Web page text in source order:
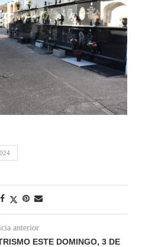
anterior
ESTE DOMINGO, 3 DE